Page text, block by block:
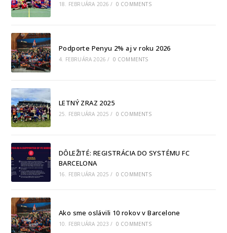
18. FEBRUÁRA 2026 / 0 COMMENTS
Podporte Penyu 2% aj v roku 2026
4. FEBRUÁRA 2026 / 0 COMMENTS
LETNÝ ZRAZ 2025
25. FEBRUÁRA 2025 / 0 COMMENTS
DÔLEŽITÉ: REGISTRÁCIA DO SYSTÉMU FC
BARCELONA
16. FEBRUÁRA 2025 / 0 COMMENTS
Ako sme oslávili 10 rokov v Barcelone
10. FEBRUÁRA 2023 / 0 COMMENTS